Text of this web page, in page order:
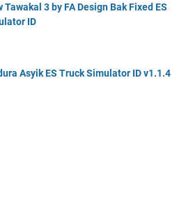
Tawakal 3 by FA Design Bak Fixed ES
ID
Asyik ES Truck Simulator ID v1.1.4